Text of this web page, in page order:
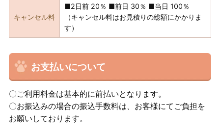
キャンセル料
■2日前 20％ ■前日 30％ ■当日 100％
（キャンセル料はお見積りの総額にかかりま
す）
お支払いについて
〇ご利用料金は基本的に前払いとなります。
〇お振込みの場合の振込手数料は、お客様にてご負担を
お願いしております。